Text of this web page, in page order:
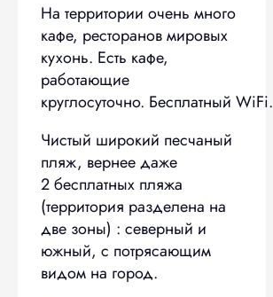
На территории очень много
кафе, ресторанов мировых
кухонь. Есть кафе,
работающие
круглосуточно. Бесплатный WiFi.
Чистый широкий песчаный
пляж, вернее даже
2 бесплатных пляжа
(территория разделена на
две зоны) : северный и
южный, с потрясающим
видом на город.